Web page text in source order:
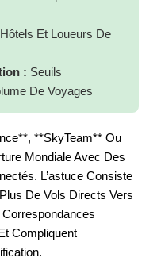
Hôtels Et Loueurs De
: Seuils
De Voyages
**SkyTeam** Ou
Mondiale Avec Des
L’astuce Consiste
De Vols Directs Vers
Compliquent